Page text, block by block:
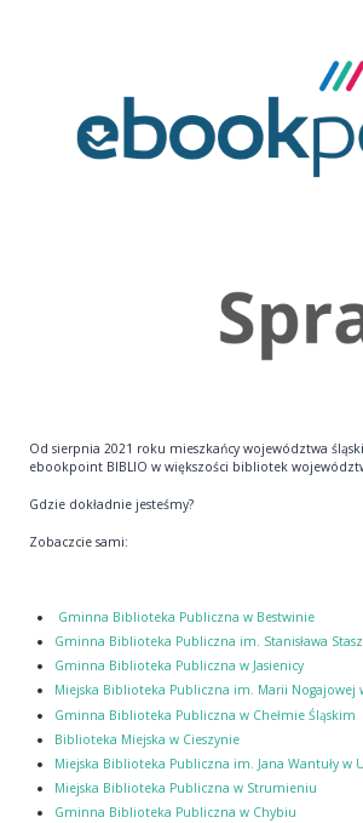
Od sierpnia 2021 roku mieszkańcy województwa
ebookpoint BIBLIO w większości bibliotek
Gdzie dokładnie jesteśmy?
Zobaczcie sami:
Gminna Biblioteka Publiczna w Bestwinie
Gminna Biblioteka Publiczna im. Stanisława
Gminna Biblioteka Publiczna w Jasienicy
Miejska Biblioteka Publiczna im. Marii Nogajowej
Gminna Biblioteka Publiczna w Chełmie Śląskim
Biblioteka Miejska w Cieszynie
Miejska Biblioteka Publiczna im. Jana Wantuły w
Miejska Biblioteka Publiczna w Strumieniu
Gminna Biblioteka Publiczna w Chybiu